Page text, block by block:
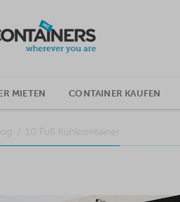
MIETEN CONTAINER KAUFEN
10 Fuß Kühlcontainer